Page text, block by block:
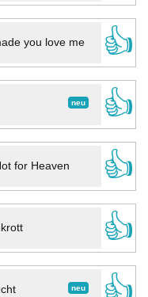
you love me
👍
neu
👍
for Heaven
👍
👍
neu